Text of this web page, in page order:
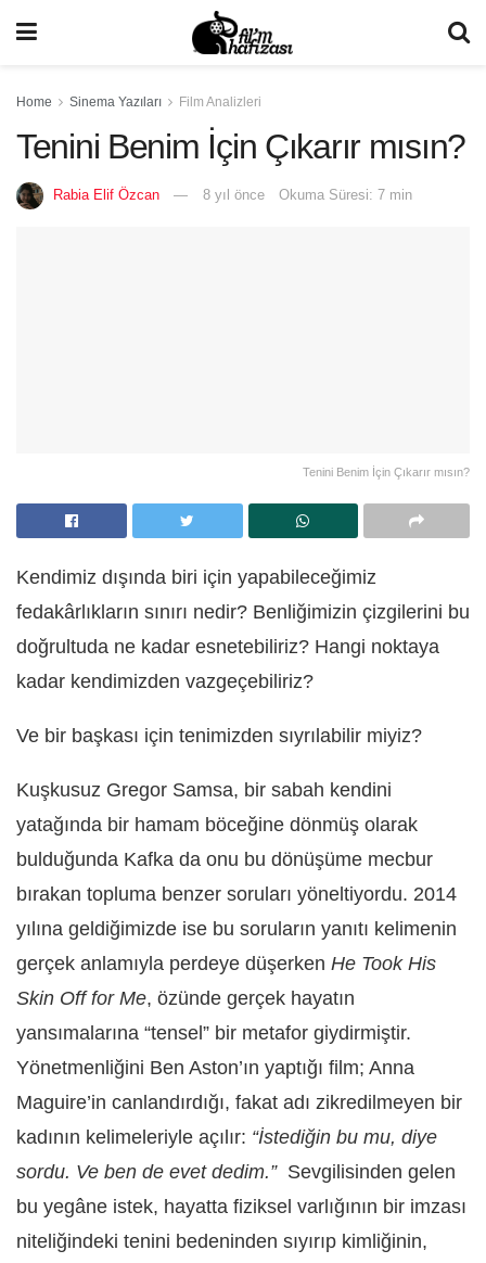
Home Sinema Yazıları Film Analizleri
Tenini Benim İçin Çıkarır mısın?
Rabia Elif Özcan 8 yıl önce Okuma Süresi: 7 min
Tenini Benim İçin Çıkarır mısın?
Kendimiz dışında biri için yapabileceğimiz
fedakârlıkların sınırı nedir? Benliğimizin çizgilerini bu
doğrultuda ne kadar esnetebiliriz? Hangi noktaya
kadar kendimizden vazgeçebiliriz?
Ve bir başkası için tenimizden sıyrılabilir miyiz?
Kuşkusuz Gregor Samsa, bir sabah kendini
yatağında bir hamam böceğine dönmüş olarak
bulduğunda Kafka da onu bu dönüşüme mecbur
bırakan topluma benzer soruları yöneltiyordu. 2014
yılına geldiğimizde ise bu soruların yanıtı kelimenin
gerçek anlamıyla perdeye düşerken He Took His
Skin Off for Me, özünde gerçek hayatın
yansımalarına “tensel” bir metafor giydirmiştir.
Yönetmenliğini Ben Aston’ın yaptığı film; Anna
Maguire’in canlandırdığı, fakat adı zikredilmeyen bir
kadının kelimeleriyle açılır: “İstediğin bu mu, diye
sordu. Ve ben de evet dedim.” Sevgilisinden gelen
bu yegâne istek, hayatta fiziksel varlığının bir imzası
niteliğindeki tenini bedeninden sıyırıp kimliğinin,